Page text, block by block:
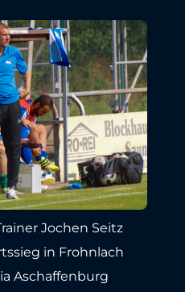
Jochen Seitz
in Frohnlach
Aschaffenburg